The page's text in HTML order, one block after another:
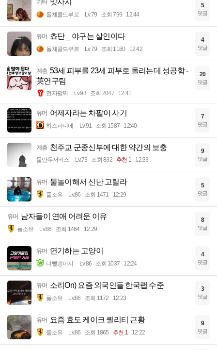
기타 맛사지
돌체콜드부르 Lv.79 조회 799 12:44
5
댓글
유머 쵸단 _ 야구는 살인이다
돌체콜드부르 Lv.79 조회 1180 12:42
4
댓글
계층 53세 피부를 23세 피부로 돌리는데 성공함 -
英연구팀
전자팔찌 Lv.93 조회 2047 12:41
20
댓글
유머 어제자라는 차팔이 사기
히스파니에 Lv.91 조회 1587 12:40
7
댓글
계층 천주교 군종신부에 대한 약간의 보충
물만두서비스 Lv.73 조회 832 추천 1 12:33
9
댓글
유머 물놀이해서 신난 고릴라
풀소유 Lv.86 조회 1471 12:29
5
댓글
유머 남자들이 연애 어려운 이유
풀소유 Lv.86 조회 1464 12:29
8
댓글
유머 연기하는 고양이
너빨갱이지 Lv.86 조회 1037 12:24
4
댓글
유머 소리On) 요즘 외국인들 한국랩 수준
풀소유 Lv.86 조회 1172 12:23
3
댓글
유머 요즘 효도 케이크 퀄리티 근황
풀소유 Lv.86 조회 1865 추천 1 12:22
9
댓글